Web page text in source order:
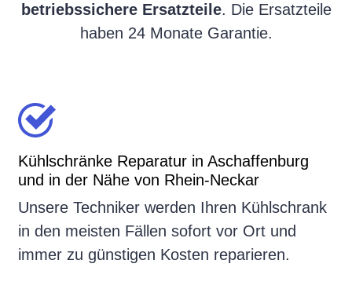
betriebssichere Ersatzteile. Die Ersatzteile
haben 24 Monate Garantie.
Kühlschränke Reparatur in Aschaffenburg
und in der Nähe von Rhein-Neckar
Unsere Techniker werden Ihren Kühlschrank
in den meisten Fällen sofort vor Ort und
immer zu günstigen Kosten reparieren.